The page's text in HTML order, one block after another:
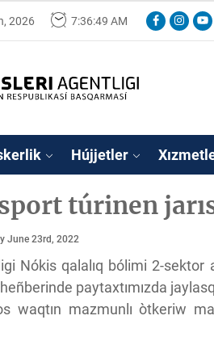
2026 7:36:50 AM Facebook
Respublikası
jaslar
Hújjetler
túrinen
June 23rd, 2022
Nókis qalalıq bólimi 2-sektor
paytaxtımızda
waqtın mazmunlı òtkeriw